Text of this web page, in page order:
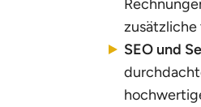
SEO und